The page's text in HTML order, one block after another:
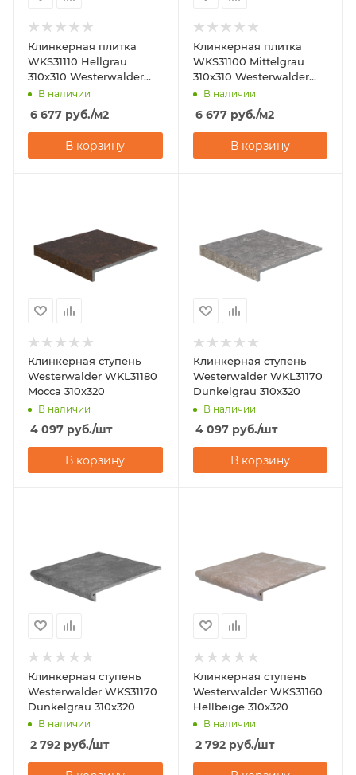
Клинкерная плитка
WKS31110 Hellgrau
310x310 Westerwalder
Klinker
В наличии
6 677 руб./м2
В корзину
Клинкерная плитка
WKS31100 Mittelgrau
310x310 Westerwalder
Klinker
В наличии
6 677руб./м2
В корзину
Клинкерная ступень
Westerwalder WKL31180
Mocca 310x320
В наличии
4 097 руб./шт
В корзину
Клинкерная ступень
Westerwalder WKL31170
Dunkelgrau 310x320
В наличии
4 097руб./шт
В корзину
Клинкерная ступень
Westerwalder WKS31170
Dunkelgrau 310x320
В наличии
2 792 руб./шт
Клинкерная ступень
Westerwalder WKS31160
Hellbeige 310x320
В наличии
2 792руб./шт